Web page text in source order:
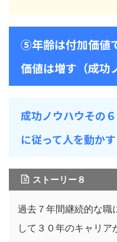
⑤年齢は付加価値
価値は増す（成功
成功ノウハウその
に従って人を動かす
ストーリー８
過去７年間継続的な職
して３０年のキャリ